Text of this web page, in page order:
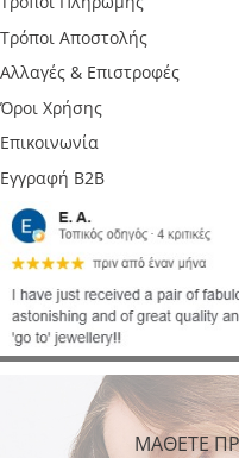
Τρόποι Αποστολής
Αλλαγές & Επιστροφές
Όροι Χρήσης
Επικοινωνία
Εγγραφή B2B
ΜΑΘΕΤΕ